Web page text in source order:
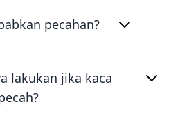
pecahan?
lakukan jika kaca